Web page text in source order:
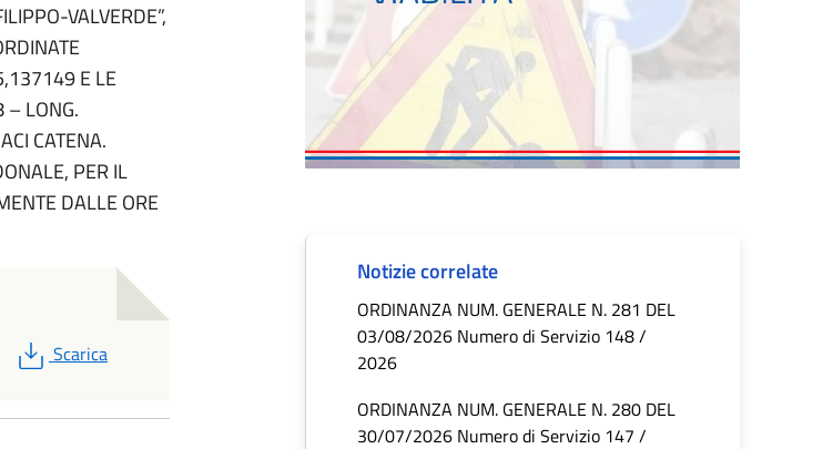
VALVERDE”,
E LE
– LONG.
CATENA.
PER IL
DALLE ORE
PDF
Scarica
Notizie correlate
ORDINANZA NUM. GENERALE N. 281 DEL
03/08/2026 Numero di Servizio 148 /
2026
ORDINANZA NUM. GENERALE N. 280 DEL
30/07/2026 Numero di Servizio 147 /